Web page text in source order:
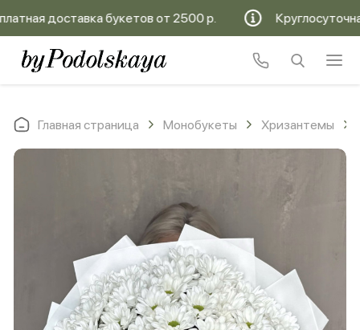
доставка букетов от 2500 р. Круглосуточная
Главная страница Монобукеты Хризантемы